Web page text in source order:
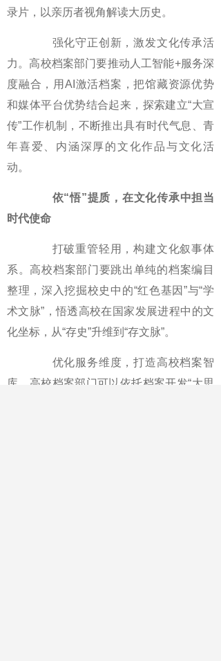
录片，以亲历者视角解读大历史。
强化守正创新，激发文化传承活
力。高校档案部门要推动人工智能+服务深
度融合，用AI激活档案，把馆藏资源优势
和媒体平台优势结合起来，探索建立“大宣
传”工作机制，不断推出具有时代气息、青
年喜爱、内涵深厚的文化作品与文化活
动。
依“悟”提质，在文化传承中担当
时代使命
打破重管轻用，构建文化叙事体
系。高校档案部门要跳出单纯的档案编目
整理，深入挖掘校史中的“红色基因”与“学
术文脉”，悟透高校在国家发展进程中的文
化坐标，从“存史”升维到“存文脉”。
优化服务维度，打造高校档案智
库。高校档案部门可以依托档案开发“大思